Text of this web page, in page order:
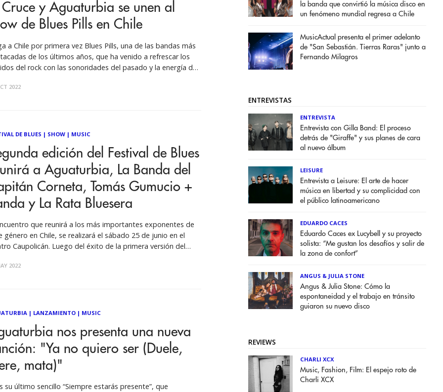
Cruce y Aguaturbia se unen al
de Blues Pills en Chile
a Chile por primera vez Blues Pills, una de las bandas más
de los últimos años, que ha venido a refrescar los
del rock con las sonoridades del pasado y la energía del
se presentará en el
2022
DE BLUES | SHOW| MUSIC
edición del Festival de Blues
a Aguaturbia, La Banda del
Corneta, Tomás Gumucio +
y La Rata Bluesera
que reunirá a los más importantes exponentes de
género en Chile, se realizará el sábado 25 de junio en el
Caupolicán. Luego del éxito de la primera versión del
del blues nacional de todos
2022
| LANZAMIENTO| MUSIC
nos presenta una nueva
"Ya no quiero ser (Duele,
mata)"
su último sencillo “Siempre estarás presente”, que
la banda que convirtió la música disco en
un fenómeno mundial regresa a Chile
MusicActual presenta el primer adelanto
de "San Sebastián. Tierras Raras" junto a
Fernando Milagros
ENTREVISTAS
ENTREVISTA
Entrevista con Gilla Band: El proceso
detrás de "Giraffe" y sus planes de cara
al nuevo álbum
LEISURE
Entrevista a Leisure: El arte de hacer
música en libertad y su complicidad con
el público latinoamericano
EDUARDO CACES
Eduardo Caces ex Lucybell y su proyecto
solista: “Me gustan los desafíos y salir de
la zona de confort”
ANGUS & JULIA STONE
Angus & Julia Stone: Cómo la
espontaneidad y el trabajo en tránsito
guiaron su nuevo disco
REVIEWS
CHARLI XCX
Music, Fashion, Film: El espejo roto de
Charli XCX